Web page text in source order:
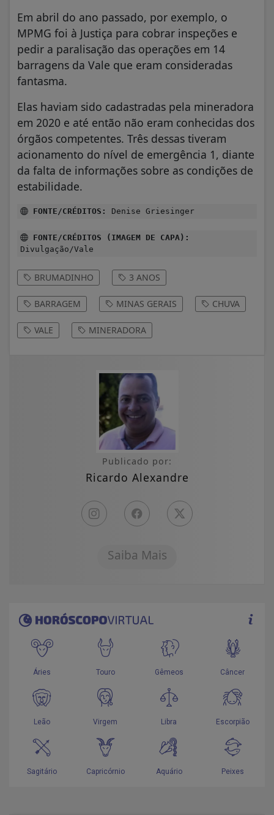
Em abril do ano passado, por exemplo, o
MPMG foi à Justiça para cobrar inspeções e
pedir a paralisação das operações em 14
barragens da Vale que eram consideradas
fantasma.
Elas haviam sido cadastradas pela mineradora
em 2020 e até então não eram conhecidas dos
órgãos competentes. Três dessas tiveram
acionamento do nível de emergência 1, diante
da falta de informações sobre as condições de
estabilidade.
FONTE/CRÉDITOS: Denise Griesinger
FONTE/CRÉDITOS (IMAGEM DE CAPA):
Divulgação/Vale
BRUMADINHO 3 ANOS
BARRAGEM MINAS GERAIS CHUVA
VALE MINERADORA
Publicado por:
Ricardo Alexandre
Saiba Mais